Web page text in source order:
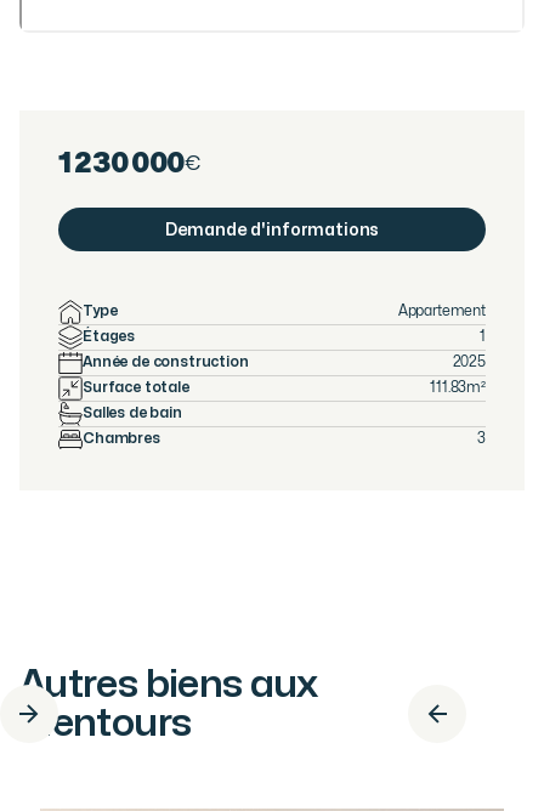
1 230 000€
Demande d'informations
Type
Appartement
Étages
1
Année de construction
2025
Surface totale
111.83m²
Salles de bain
Chambres
3
Autres biens aux
alentours